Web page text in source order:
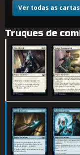
Ver todas as
Truques de
Tiro Mortal Golpe
Fuga da Cidade Fora do